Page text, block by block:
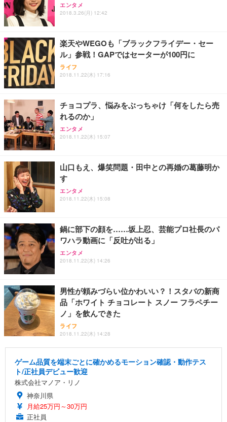
エンタメ
2018.3.26(月) 12:42
楽天やWEGOも「ブラックフライデー・セー
ル」参戦！GAPではセーターが100円に
ライフ
2018.11.22(木) 17:16
チョコプラ、悩みをぶっちゃけ「何をしたら売
れるのか」
エンタメ
2018.11.22(木) 15:07
山口もえ、爆笑問題・田中との再婚の葛藤明か
す
エンタメ
2018.11.22(木) 15:08
鍋に部下の顔を……坂上忍、芸能プロ社長のパ
ワハラ動画に「反吐が出る」
エンタメ
2018.11.22(木) 14:26
男性が頼みづらい位かわいい？！スタバの新商
品「ホワイト チョコレート スノー フラペチー
ノ」を飲んできた
ライフ
2018.11.22(木) 14:28
ゲーム品質を端末ごとに確かめるモーション確認・動作テス
ト/正社員デビュー歓迎
株式会社マノア・リノ
神奈川県
月給25万円～30万円
正社員